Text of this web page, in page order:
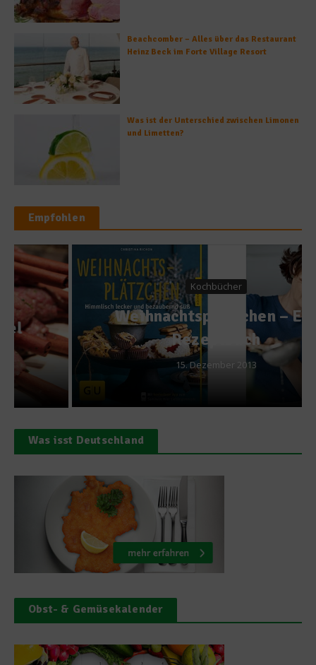
Beachcomber – Alles über das Restaurant
Heinz Beck im Forte Village Resort
Was ist der Unterschied zwischen Limonen
und Limetten?
Empfohlen
Kochbücher
Weihnachtsplätzchen – Ein
Rezeptbuch
15. Dezember 2013
Was isst Deutschland
Obst- & Gemüsekalender